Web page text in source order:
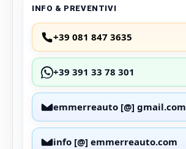
INFO & PREVENTIVI
+39 081 847 3635
+39 391 33 78 301
emmerreauto [@] gmail.com
info [@] emmerreauto.com